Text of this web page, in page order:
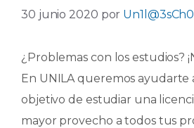
30 junio 2020 por Un1l@3sCh0
¿Problemas con los estudios?
En UNILA queremos
objetivo de estudiar una
mayor provecho a todos tus